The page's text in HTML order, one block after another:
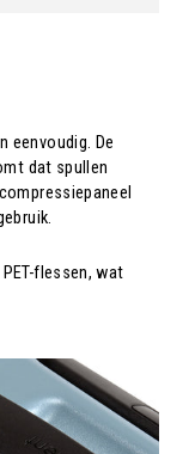
eenvoudig. De
dat spullen
flessen, wat